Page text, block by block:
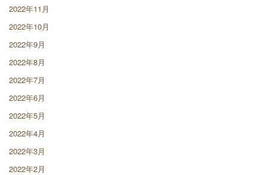
2022年11月
2022年10月
2022年9月
2022年8月
2022年7月
2022年6月
2022年5月
2022年4月
2022年3月
2022年2月